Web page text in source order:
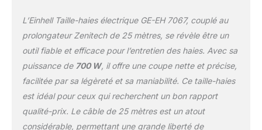
L’Einhell Taille-haies électrique GE-EH 7067, couplé au
prolongateur Zenitech de 25 mètres, se révèle être un
outil fiable et efficace pour l’entretien des haies. Avec sa
puissance de 700 W, il offre une coupe nette et précise,
facilitée par sa légèreté et sa maniabilité. Ce taille-haies
est idéal pour ceux qui recherchent un bon rapport
qualité-prix. Le câble de 25 mètres est un atout
considérable, permettant une grande liberté de